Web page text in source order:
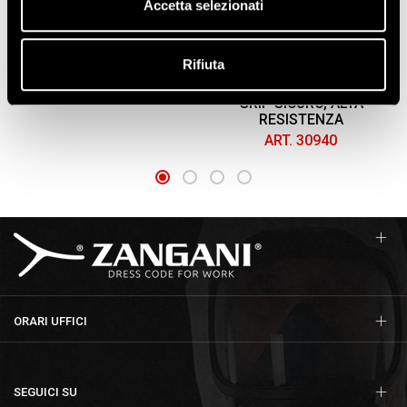
Accetta selezionati
Rifiuta
AERATO CON POLSINO
ART. 34100
ANTITAGLIO "CUT C",
IN NITRILE MICROPOROSO,
OLI E SOLVENTI, LAVABILE,
FINITURA ELASTICIZZATA,
GRIP SICURO, ALTA
RESISTENZA
ART. 30940
ORARI UFFICI
SEGUICI SU